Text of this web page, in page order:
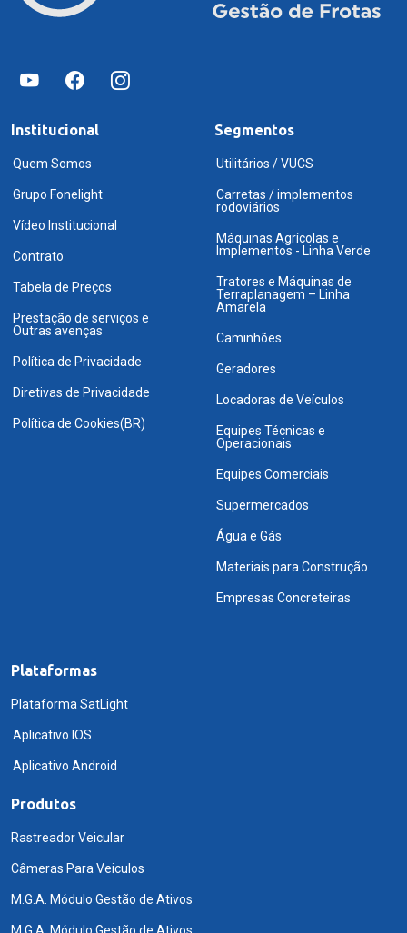
Institucional
Quem Somos
Grupo Fonelight
Vídeo Institucional
Contrato
Tabela de Preços
Prestação de serviços e
Outras avenças
Política de Privacidade
Diretivas de Privacidade
Política de Cookies(BR)
Segmentos
Utilitários / VUCS
Carretas / implementos
rodoviários
Máquinas Agrícolas e
Implementos - Linha Verde
Tratores e Máquinas de
Terraplanagem – Linha
Amarela
Caminhões
Geradores
Locadoras de Veículos
Equipes Técnicas e
Operacionais
Equipes Comerciais
Supermercados
Água e Gás
Materiais para Construção
Empresas Concreteiras
Plataformas
Plataforma SatLight
Aplicativo IOS
Aplicativo Android
Produtos
Rastreador Veicular
Câmeras Para Veiculos
M.G.A. Módulo Gestão de Ativos